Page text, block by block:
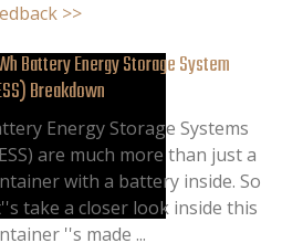
>>
Battery Energy Storage System
Breakdown
Energy Storage Systems
are much more than just a
with a battery inside. So
take a closer look inside this
''s made ...